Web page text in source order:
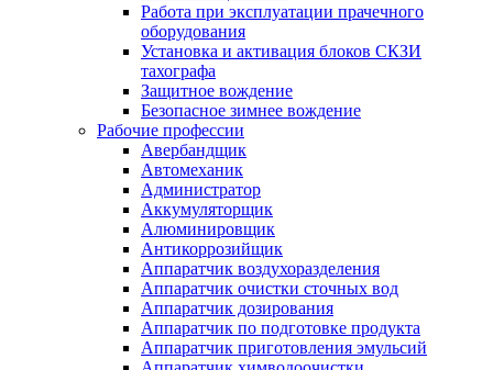
Работа при эксплуатации прачечного
оборудования
Установка и активация блоков СКЗИ
тахографа
Защитное вождение
Безопасное зимнее вождение
Рабочие профессии
Авербандщик
Автомеханик
Администратор
Аккумуляторщик
Алюминировщик
Антикоррозийщик
Аппаратчик воздухоразделения
Аппаратчик очистки сточных вод
Аппаратчик дозирования
Аппаратчик по подготовке продукта
Аппаратчик приготовления эмульсий